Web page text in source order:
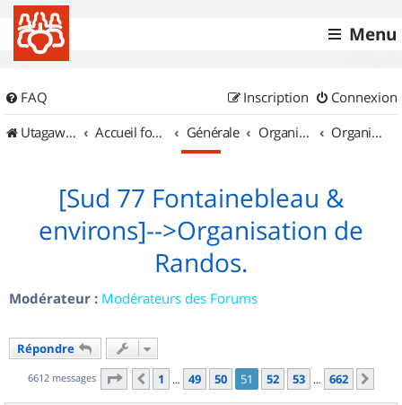
Menu
FAQ Connexion
Inscription
UtagawaVTT (Randos VTT et VTTAE avec traces GPS)
Accueil forum Générale Organisation de sorties & Recherche de partenaires Organisation de sorties en région Île de France
[Sud 77 Fontainebleau &
environs]-->Organisation de
Randos.
Modérateur : Modérateurs des Forums
Répondre
6612 messages Page 51 sur662
Précédent
1 … 49 50 51 52 53 … 662